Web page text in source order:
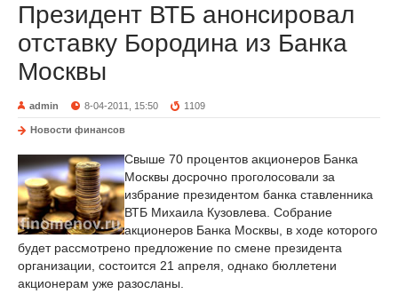
Президент ВТБ анонсировал
отставку Бородина из Банка
Москвы
admin 8-04-2011, 15:50 1109
Новости финансов
Свыше 70 процентов акционеров Банка
Москвы досрочно проголосовали за
избрание президентом банка ставленника
ВТБ Михаила Кузовлева. Собрание
акционеров Банка Москвы, в ходе которого
будет рассмотрено предложение по смене президента
организации, состоится 21 апреля, однако бюллетени
акционерам уже разосланы.